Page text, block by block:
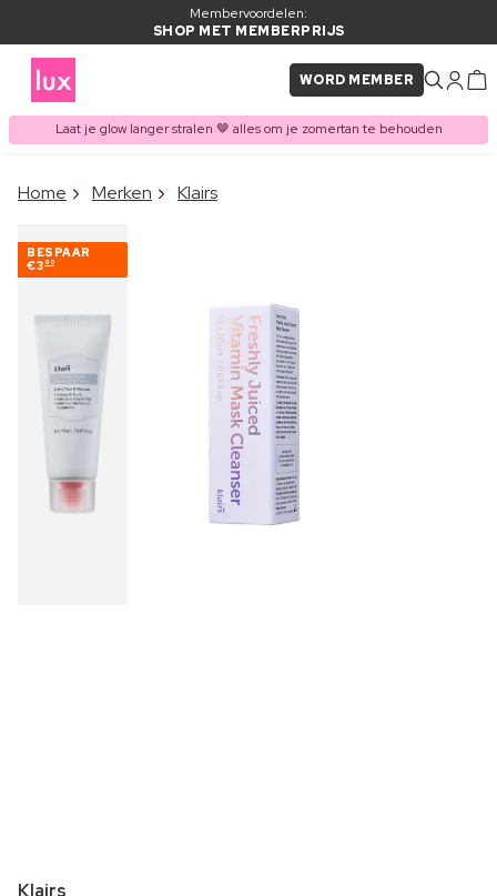
Membervoordelen:
SHOP MET MEMBERPRIJS
WORD MEMBER
Laat je glow langer stralen 🤎 alles om je zomertan te behouden
ITEM TOEGEVOEGD AAN
Home Merken Klairs
BESPAAR
€3 60
Klairs